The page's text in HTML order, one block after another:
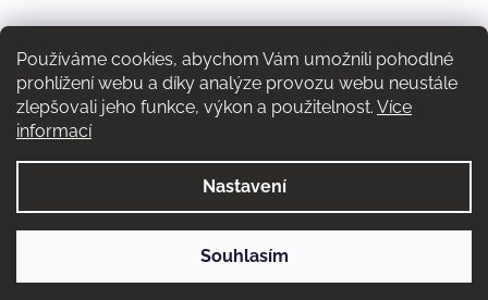
Používáme cookies, abychom Vám umožnili pohodlné
prohlížení webu a díky analýze provozu webu neustále
zlepšovali jeho funkce, výkon a použitelnost. Více
informací
Nastavení
Souhlasím
Sledovat na Instagramu